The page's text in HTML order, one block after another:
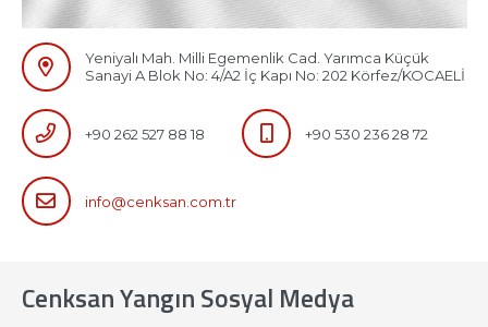
Yeniyalı Mah. Milli Egemenlik Cad. Yarımca Küçük
Sanayi A Blok No: 4/A2 İç Kapı No: 202 Körfez/KOCAELİ
+90 262 527 88 18 +90 530 236 28 72
info@cenksan.com.tr
Cenksan Yangın Sosyal Medya